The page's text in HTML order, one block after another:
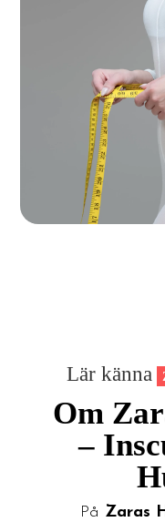
Lär känna
Om
–
På Zaras